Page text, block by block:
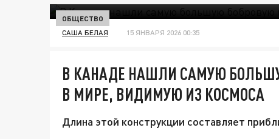
ОБЩЕСТВО
САША БЕЛАЯ 15 ЯНВАРЯ 2026 00:35
В КАНАДЕ НАШЛИ САМУЮ
В МИРЕ, ВИДИМУЮ ИЗ КОСМОСА
Длина этой конструкции составляет